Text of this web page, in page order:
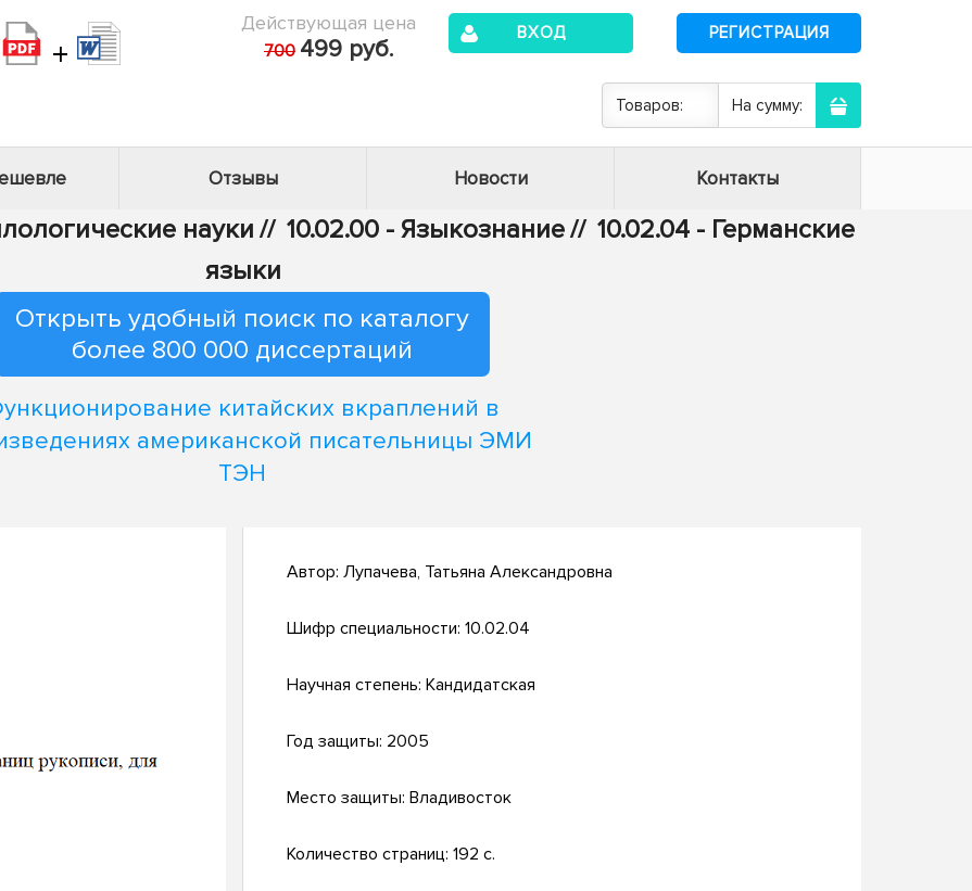
+
Действующая цена
700 499 руб.
ВХОД РЕГИСТРАЦИЯ
Товаров: На сумму:
Отзывы Новости Контакты
науки // 10.02.00 - Языкознание// 10.02.04 - Германские
языки
Открыть удобный поиск по каталогу
более 800 000 диссертаций
китайских вкраплений в
американской писательницы ЭМИ
ТЭН
Автор: Лупачева, Татьяна Александровна
Шифр специальности: 10.02.04
Научная степень: Кандидатская
Год защиты: 2005
Место защиты: Владивосток
Количество страниц: 192 с.